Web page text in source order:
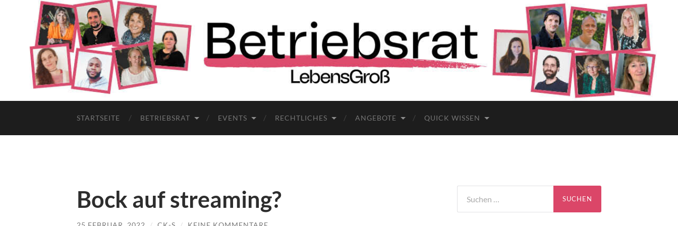
STARTSEITE BETRIEBSRAT EVENTS RECHTLICHES ANGEBOTE QUICK WISSEN
Bock auf streaming?
nach: